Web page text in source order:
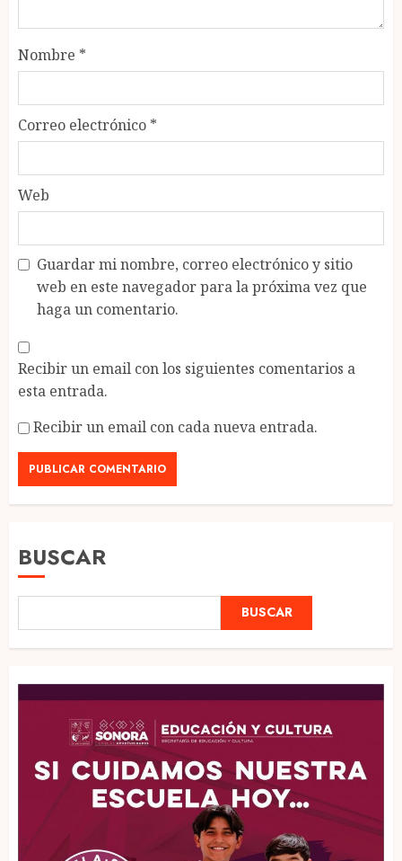
Nombre *
Correo electrónico *
Web
Guardar mi nombre, correo electrónico y sitio
web en este navegador para la próxima vez que
haga un comentario.
Recibir un email con los siguientes comentarios a
esta entrada.
Recibir un email con cada nueva entrada.
BUSCAR
BUSCAR